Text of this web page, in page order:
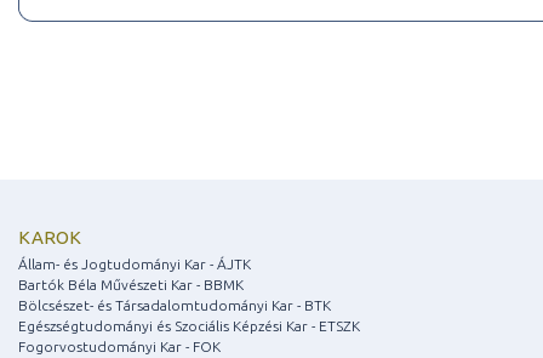
KAROK
Állam- és Jogtudományi Kar - ÁJTK
Bartók Béla Művészeti Kar - BBMK
Bölcsészet- és Társadalomtudományi Kar - BTK
Egészségtudományi és Szociális Képzési Kar - ETSZK
Fogorvostudományi Kar - FOK